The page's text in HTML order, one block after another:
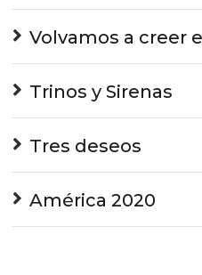
Volvamos a creer
Trinos y Sirenas
Tres deseos
América 2020